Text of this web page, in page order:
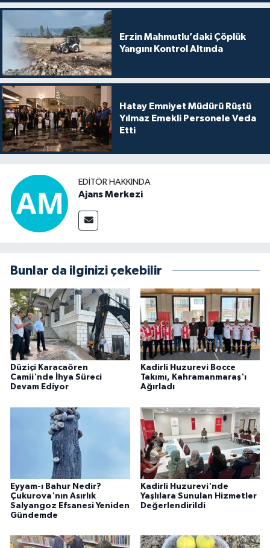
Erzin Mahmutlu’daki Çöplük
Yangını Kontrol Altında
Hatay Emniyet Müdürü Rüştü
Yılmaz Emekli Personele Veda
Etti
EDITÖR HAKKINDA
Ajans Merkezi
Bunlar da ilginizi çekebilir
Düziçi Karacaören
Camii'nde İhya Süreci
Devam Ediyor
Kadirli Huzurevi Bocce
Takımı, Kahramanmaraş'ı
Ağırladı
Eyyam-ı Bahur Nedir?
Çukurova'nın Asırlık
Salyangoz Efsanesi Yeniden
Gündemde
Kadirli Huzurevi'nde
Yaşlılara Sunulan Hizmetler
Değerlendirildi